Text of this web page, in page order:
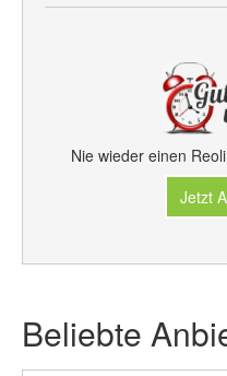
Nie wieder einen
Jetzt
Beliebte